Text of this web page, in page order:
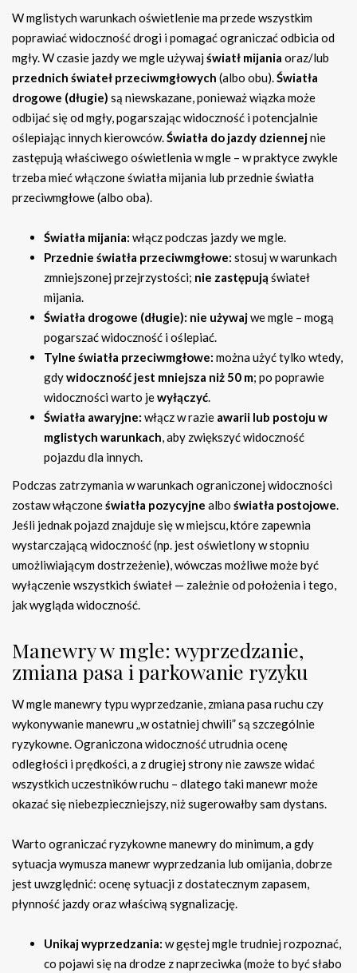
W mglistych warunkach oświetlenie ma przede wszystkim
poprawiać widoczność drogi i pomagać ograniczać odbicia od
mgły. W czasie jazdy we mgle używajświatł mijania oraz/lub
przednich świateł przeciwmgłowych (albo obu).Światła
drogowe (długie) są niewskazane, ponieważ wiązka może
odbijać się od mgły, pogarszając widoczność i potencjalnie
oślepiając innych kierowców.Światła do jazdy dziennejnie
zastępują właściwego oświetlenia w mgle – w praktyce zwykle
trzeba mieć włączone światła mijania lub przednie światła
przeciwmgłowe (albo oba).
Światła mijania: włącz podczas jazdy we mgle.
Przednie światła przeciwmgłowe: stosuj w warunkach
zmniejszonej przejrzystości; nie zastępują świateł
mijania.
Światła drogowe (długie): nie używajwe mgle – mogą
pogarszać widoczność i oślepiać.
Tylne światła przeciwmgłowe: można użyć tylko wtedy,
gdywidoczność jest mniejsza niż 50 m; po poprawie
widoczności warto jewyłączyć.
Światła awaryjne: włącz w razie awarii lub postoju w
mglistych warunkach, aby zwiększyć widoczność
pojazdu dla innych.
Podczas zatrzymania w warunkach ograniczonej widoczności
zostaw włączoneświatła pozycyjne albo światła postojowe.
Jeśli jednak pojazd znajduje się w miejscu, które zapewnia
wystarczającą widoczność (np. jest oświetlony w stopniu
umożliwiającym dostrzeżenie), wówczas możliwe może być
wyłączenie wszystkich świateł — zależnie od położenia i tego,
jak wygląda widoczność.
Manewry w mgle: wyprzedzanie,
zmiana pasa i parkowanie ryzyku
W mgle manewry typu wyprzedzanie, zmiana pasa ruchu czy
wykonywanie manewru „w ostatniej chwili” są szczególnie
ryzykowne. Ograniczona widoczność utrudnia ocenę
odległości i prędkości, a z drugiej strony nie zawsze widać
wszystkich uczestników ruchu – dlatego taki manewr może
okazać się niebezpieczniejszy, niż sugerowałby sam dystans.
Warto ograniczać ryzykowne manewry do minimum, a gdy
sytuacja wymusza manewr wyprzedzania lub omijania, dobrze
jest uwzględnić: ocenę sytuacji z dostatecznym zapasem,
płynność jazdy oraz właściwą sygnalizację.
Unikaj wyprzedzania: w gęstej mgle trudniej rozpoznać,
co pojawi się na drodze z naprzeciwka (może to być słabo